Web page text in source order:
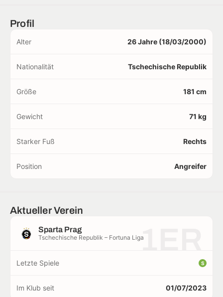
Profil
Alter 26 Jahre (18/03/2000)
Nationalität Tschechische Republik
Größe 181 cm
Gewicht 71 kg
Starker Fuß Rechts
Position Angreifer
Aktueller Verein
Sparta Prag
Tschechische Republik – Fortuna Liga1ER
Letzte Spiele S
Im Klub seit 01/07/2023